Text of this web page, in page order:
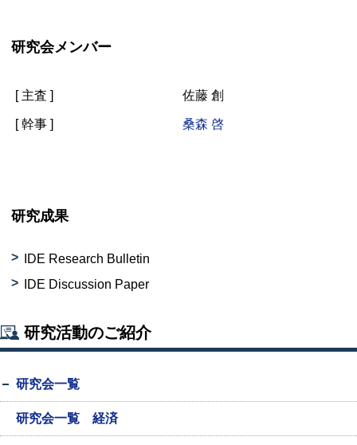
研究会メンバー
[ 主査 ] 佐藤 創
[ 幹事 ] 桑森 啓
研究成果
IDE Research Bulletin
IDE Discussion Paper
研究活動のご紹介
研究会一覧
研究会一覧 経済